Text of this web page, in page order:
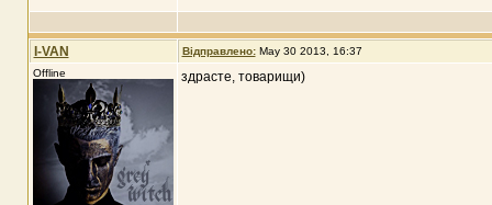
I-VAN Відправлено: May 30 2013, 16:37
Offline
здрасте, товарищи)